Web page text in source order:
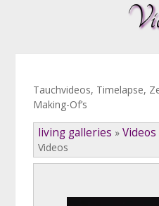
Tauchvideos, Timelapse,
Making-Of’s
living galleries » Videos
Videos